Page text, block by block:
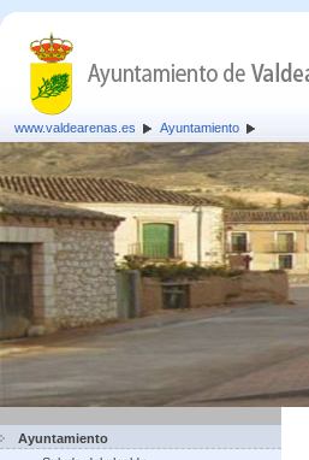
www.valdearenas.es Ayuntamiento
Ayuntamiento